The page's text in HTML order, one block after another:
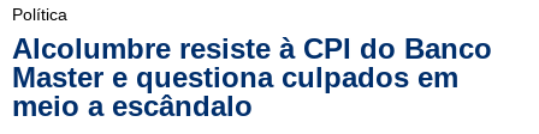
Política
Alcolumbre resiste à CPI do Banco
Master e questiona culpados em
meio a escândalo